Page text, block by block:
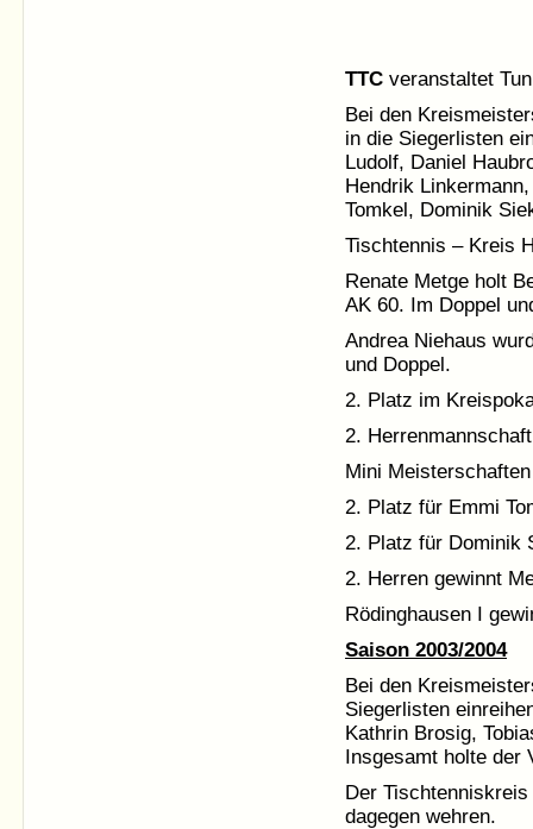
TTC veranstaltet
Bei den
in die Siegerlisten
Ludolf, Daniel
Hendrik
Tomkel, Dominik
Tischtennis – Kreis
Renate Metge holt
AK 60. Im Doppel
Andrea Niehaus
und Doppel.
2. Platz im
2.
Mini
2. Platz für Emmi
2. Platz für Dominik
2. Herren gewinnt
Rödinghausen I
Saison 2003/2004
Bei den
Siegerlisten
Kathrin Brosig,
Insgesamt holte der
Der
dagegen wehren.